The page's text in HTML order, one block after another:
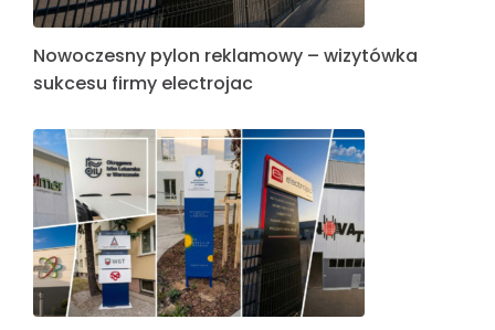
Nowoczesny pylon reklamowy – wizytówka
sukcesu firmy electrojac